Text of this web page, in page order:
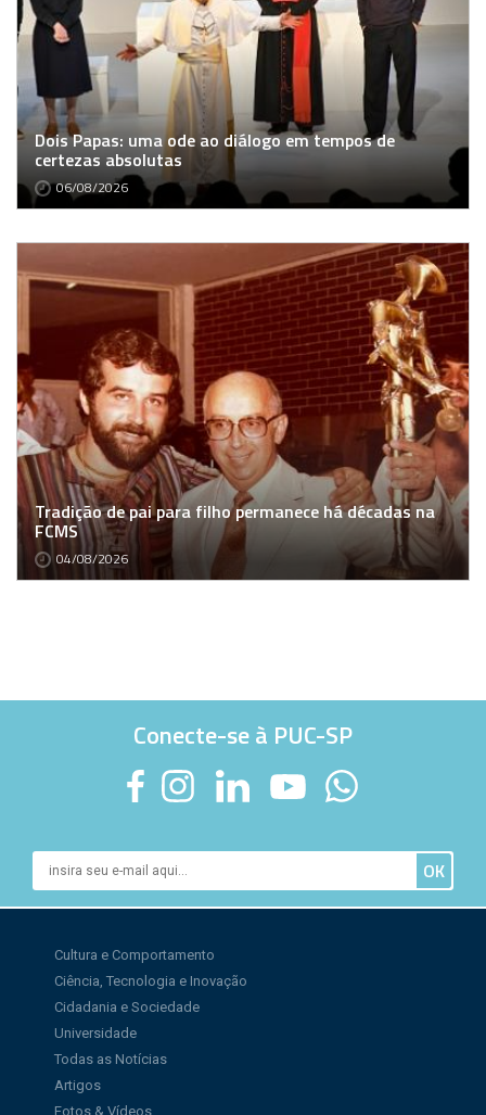
Dois Papas: uma ode ao diálogo em tempos de
certezas absolutas
06/08/2026
Tradição de pai para filho permanece há décadas na
FCMS
04/08/2026
Conecte-se à PUC-SP
Cultura e Comportamento
Ciência, Tecnologia e Inovação
Cidadania e Sociedade
Universidade
Todas as Notícias
Artigos
Fotos & Vídeos